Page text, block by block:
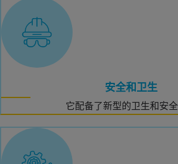
安全和卫生
它配备了新型的卫生和安